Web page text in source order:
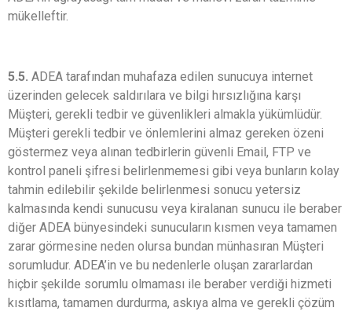
mükelleftir.
5.5. ADEA tarafından muhafaza edilen sunucuya internet
üzerinden gelecek saldırılara ve bilgi hırsızlığına karşı
Müşteri, gerekli tedbir ve güvenlikleri almakla yükümlüdür.
Müşteri gerekli tedbir ve önlemlerini almaz gereken özeni
göstermez veya alınan tedbirlerin güvenli Email, FTP ve
kontrol paneli şifresi belirlenmemesi gibi veya bunların kolay
tahmin edilebilir şekilde belirlenmesi sonucu yetersiz
kalmasında kendi sunucusu veya kiralanan sunucu ile beraber
diğer ADEA bünyesindeki sunucuların kısmen veya tamamen
zarar görmesine neden olursa bundan münhasıran Müşteri
sorumludur. ADEA’in ve bu nedenlerle oluşan zararlardan
hiçbir şekilde sorumlu olmaması ile beraber verdiği hizmeti
kısıtlama, tamamen durdurma, askıya alma ve gerekli çözüm